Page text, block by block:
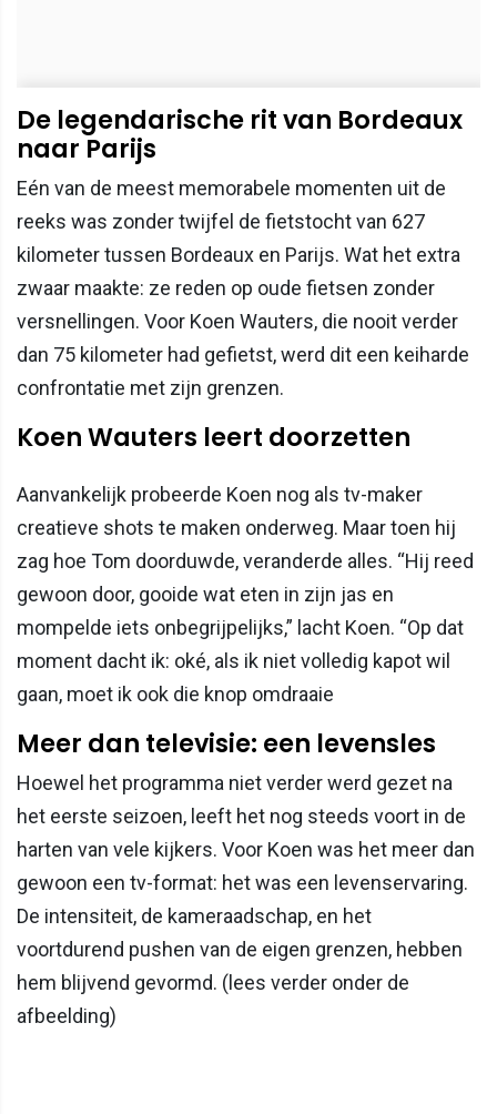
De legendarische rit van Bordeaux
naar Parijs
Eén van de meest memorabele momenten uit de
reeks was zonder twijfel de fietstocht van 627
kilometer tussen Bordeaux en Parijs. Wat het extra
zwaar maakte: ze reden op oude fietsen zonder
versnellingen. Voor Koen Wauters, die nooit verder
dan 75 kilometer had gefietst, werd dit een keiharde
confrontatie met zijn grenzen.
Koen Wauters leert doorzetten
Aanvankelijk probeerde Koen nog als tv-maker
creatieve shots te maken onderweg. Maar toen hij
zag hoe Tom doorduwde, veranderde alles. “Hij reed
gewoon door, gooide wat eten in zijn jas en
mompelde iets onbegrijpelijks,” lacht Koen. “Op dat
moment dacht ik: oké, als ik niet volledig kapot wil
gaan, moet ik ook die knop omdraaie
Meer dan televisie: een levensles
Hoewel het programma niet verder werd gezet na
het eerste seizoen, leeft het nog steeds voort in de
harten van vele kijkers. Voor Koen was het meer dan
gewoon een tv-format: het was een levenservaring.
De intensiteit, de kameraadschap, en het
voortdurend pushen van de eigen grenzen, hebben
hem blijvend gevormd. (lees verder onder de
afbeelding)